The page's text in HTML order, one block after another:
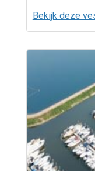
Bekijk deze